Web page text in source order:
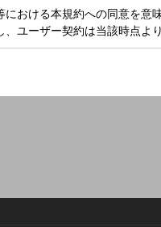
など、個性溢れるサウンドコンシ
注目」の音楽をキュレーション。